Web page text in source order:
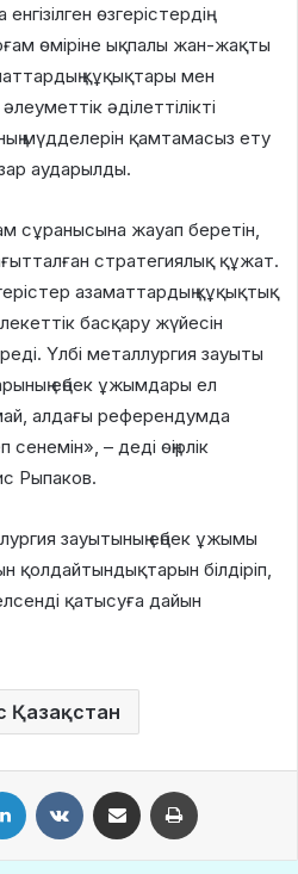
өзгерістердің
өміріне ықпалы жан-жақты
құқықтары мен
әділеттілікті
мүдделерін қамтамасыз ету
аударылды.
сұранысына жауап беретін,
стратегиялық құжат.
азаматтардың құқықтық
басқару жүйесін
Үлбі металлургия зауыты
еңбек ұжымдары ел
алдағы референдумда
– деді өңірлік
Рыпаков.
зауытының еңбек ұжымы
қолдайтындықтарын білдіріп,
қатысуға дайын
Қазақстан